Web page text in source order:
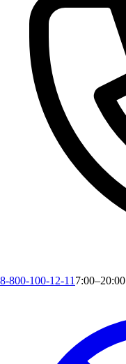
8-800-100-12-11 7:00–20:00